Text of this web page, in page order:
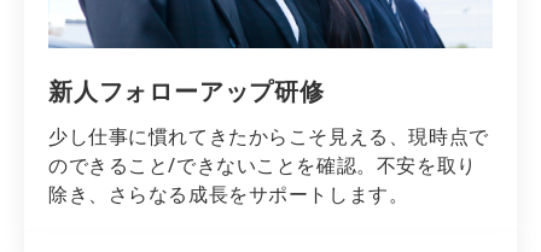
新人フォローアップ研修
少し仕事に慣れてきたからこそ見える、現時点で
のできること/できないことを確認。不安を取り
除き、さらなる成長をサポートします。